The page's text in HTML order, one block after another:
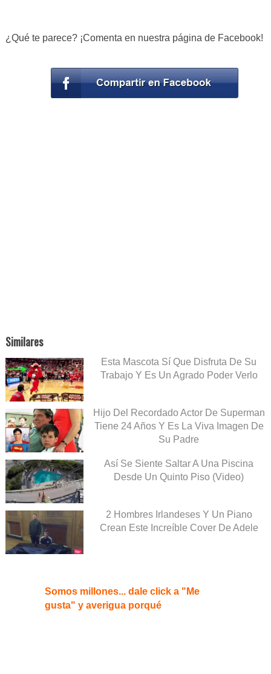
¿Qué te parece? ¡Comenta en nuestra página de Facebook!
Similares
Esta Mascota Sí Que Disfruta De Su
Trabajo Y Es Un Agrado Poder Verlo
Hijo Del Recordado Actor De Superman
Tiene 24 Años Y Es La Viva Imagen De
Su Padre
Así Se Siente Saltar A Una Piscina
Desde Un Quinto Piso (Video)
2 Hombres Irlandeses Y Un Piano
Crean Este Increíble Cover De Adele
Somos millones... dale click a "Me
gusta" y averigua porqué